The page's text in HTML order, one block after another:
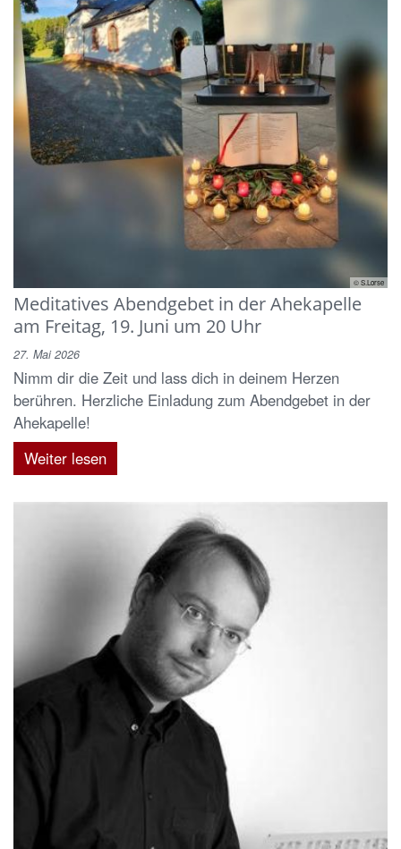
© S.Lorse
Meditatives Abendgebet in der Ahekapelle
am Freitag, 19. Juni um 20 Uhr
27. Mai 2026
Nimm dir die Zeit und lass dich in deinem Herzen
berühren. Herzliche Einladung zum Abendgebet in der
Ahekapelle!
Weiter lesen